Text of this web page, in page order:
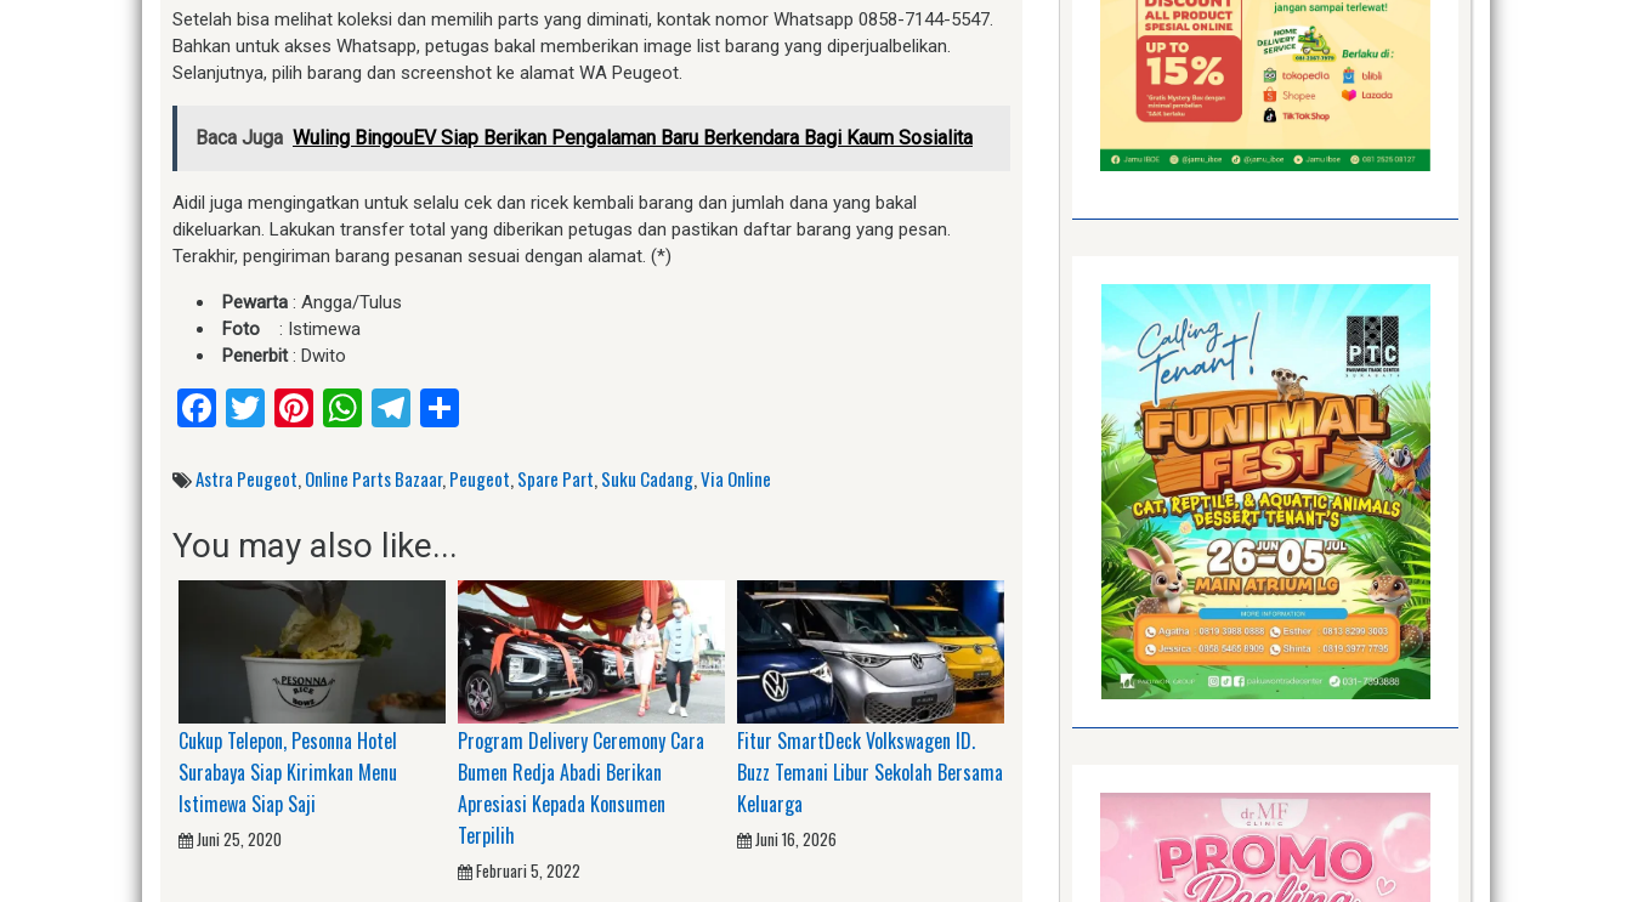
Setelah bisa melihat koleksi dan memilih parts yang diminati, kontak nomor Whatsapp 0858-7144-5547.
Bahkan untuk akses Whatsapp, petugas bakal memberikan image list barang yang diperjualbelikan.
Selanjutnya, pilih barang dan screenshot ke alamat WA Peugeot.
Baca Juga Wuling BingouEV Siap Berikan Pengalaman Baru Berkendara Bagi Kaum Sosialita
Aidil juga mengingatkan untuk selalu cek dan ricek kembali barang dan jumlah dana yang bakal
dikeluarkan. Lakukan transfer total yang diberikan petugas dan pastikan daftar barang yang pesan.
Terakhir, pengiriman barang pesanan sesuai dengan alamat. (*)
Pewarta : Angga/Tulus
Foto : Istimewa
Penerbit: Dwito
Facebook
Twitter
Pinterest
WhatsApp
Telegram
Astra Peugeot,Online Parts Bazaar,Peugeot,Spare Part,Suku Cadang,Via Online
You may also like...
Cukup Telepon, Pesonna Hotel
Surabaya Siap Kirimkan Menu
Istimewa Siap Saji
Juni 25, 2020
Program Delivery Ceremony Cara
Bumen Redja Abadi Berikan
Apresiasi Kepada Konsumen
Terpilih
Februari 5, 2022
Fitur SmartDeck Volkswagen ID.
Buzz Temani Libur Sekolah Bersama
Keluarga
Juni 16, 2026